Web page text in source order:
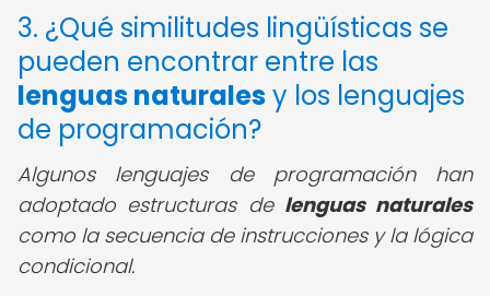
3. ¿Qué similitudes lingüísticas se
pueden encontrar entre las
lenguas naturalesy los lenguajes
de programación?
Algunos lenguajes de programación han
adoptado estructuras de lenguas naturales
como la secuencia de instrucciones y la lógica
condicional.